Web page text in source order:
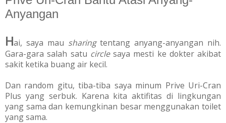
Anyangan
Hai, saya mau sharingtentang anyang-anyangan nih.
Gara-gara salah satu circle saya mesti ke dokter akibat
sakit ketika buang air kecil.
Dan random gitu, tiba-tiba saya minum Prive Uri-Cran
Plus yang serbuk. Karena kita aktifitas di lingkungan
yang sama dan kemungkinan besar menggunakan toilet
yang sama.